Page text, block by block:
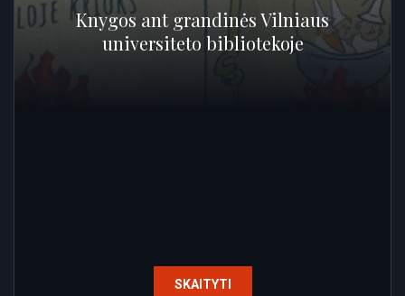
Knygos ant grandinės Vilniaus
universiteto bibliotekoje
SKAITYTI